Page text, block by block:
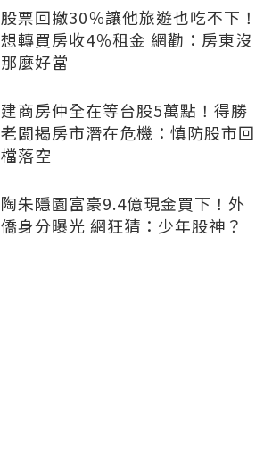
股票回撤30％讓他旅遊也吃不下！
想轉買房收4％租金 網勸：房東沒
那麼好當
建商房仲全在等台股5萬點！得勝
老闆揭房市潛在危機：慎防股市回
檔落空
陶朱隱園富豪9.4億現金買下！外
僑身分曝光 網狂猜：少年股神？